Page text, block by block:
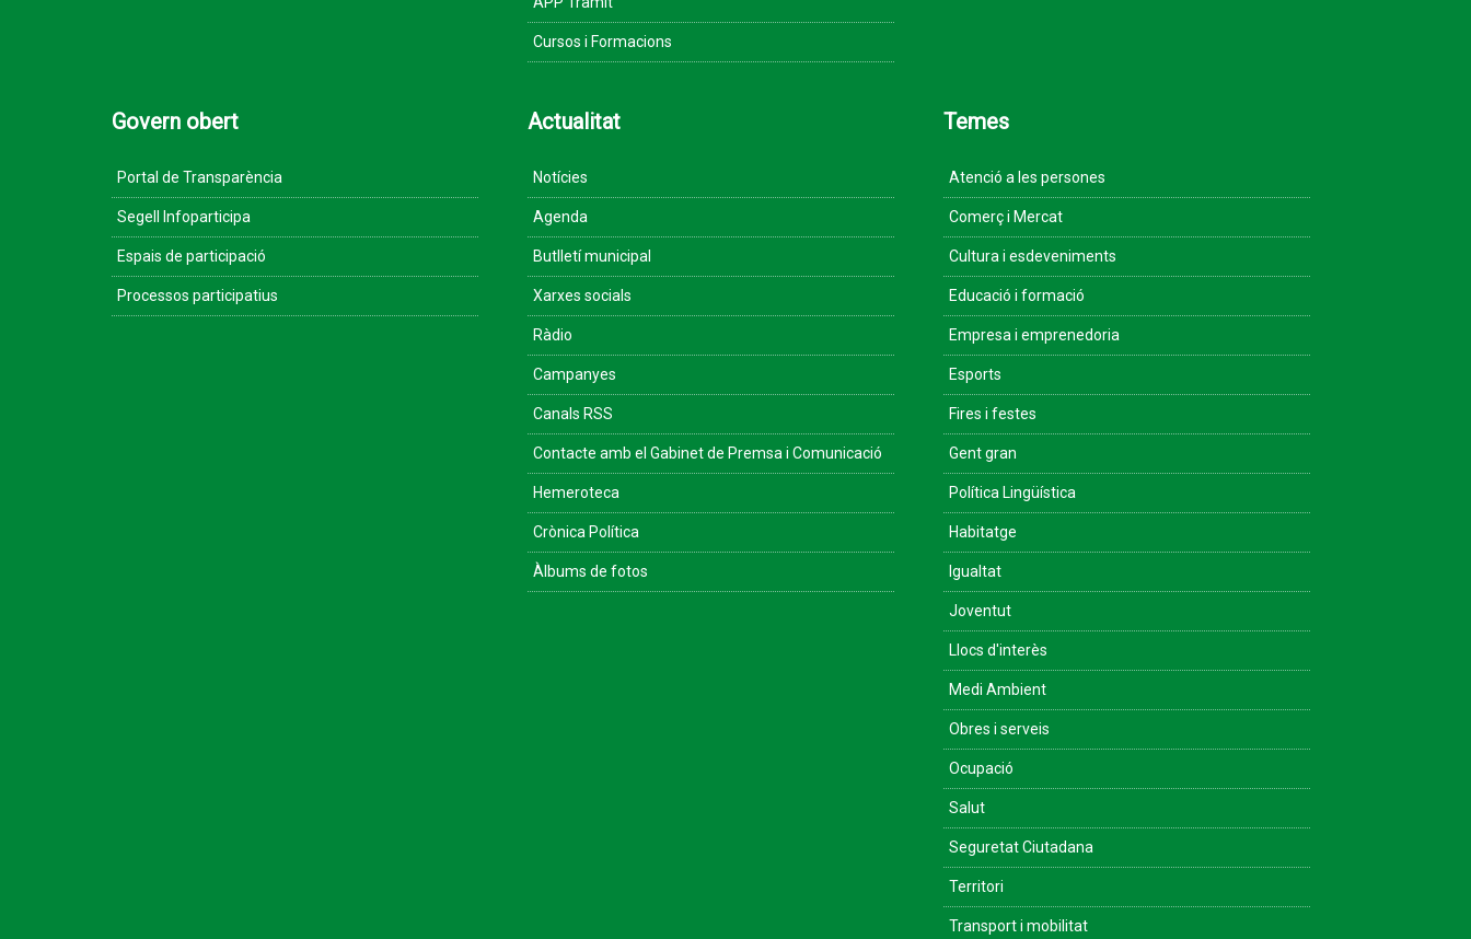
Cursos i Formacions
Govern obert
Portal de Transparència
Segell Infoparticipa
Espais de participació
Processos participatius
Actualitat
Notícies
Agenda
Butlletí municipal
Xarxes socials
Ràdio
Campanyes
Canals RSS
Contacte amb el Gabinet de Premsa i Comunicació
Hemeroteca
Crònica Política
Àlbums de fotos
Temes
Atenció a les persones
Comerç i Mercat
Cultura i esdeveniments
Educació i formació
Empresa i emprenedoria
Esports
Fires i festes
Gent gran
Política Lingüística
Habitatge
Igualtat
Joventut
Llocs d'interès
Medi Ambient
Obres i serveis
Ocupació
Salut
Seguretat Ciutadana
Territori
Transport i mobilitat